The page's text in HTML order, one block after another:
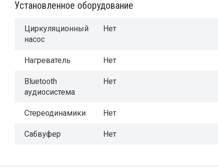
Установленное оборудование
Циркуляционный
насос
Нет
Нагреватель Нет
Bluetooth
аудиосистема
Нет
Стереодинамики Нет
Сабвуфер Нет